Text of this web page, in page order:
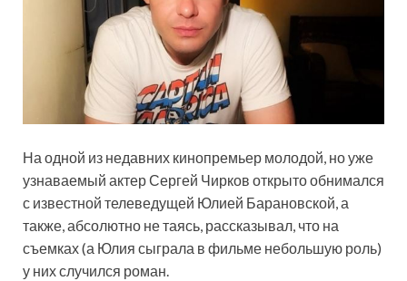
На одной из недавних кинопремьер молодой, но уже
узнаваемый актер Сергей Чирков открыто обнимался
с известной телеведущей Юлией Барановской, а
также, абсолютно не таясь, рассказывал, что на
съемках (а Юлия сыграла в фильме небольшую роль)
у них случился роман.